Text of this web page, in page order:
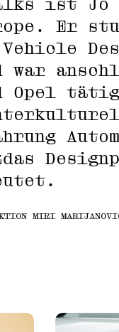
ist Jo
Er
war
Opel
MIRI